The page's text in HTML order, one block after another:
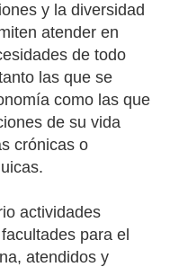
y la diversidad
atender en
de todo
las que se
como las que
de su vida
crónicas o
actividades
para el
atendidos y